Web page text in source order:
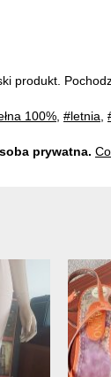
produkt.
100% #letnia
prywatna.